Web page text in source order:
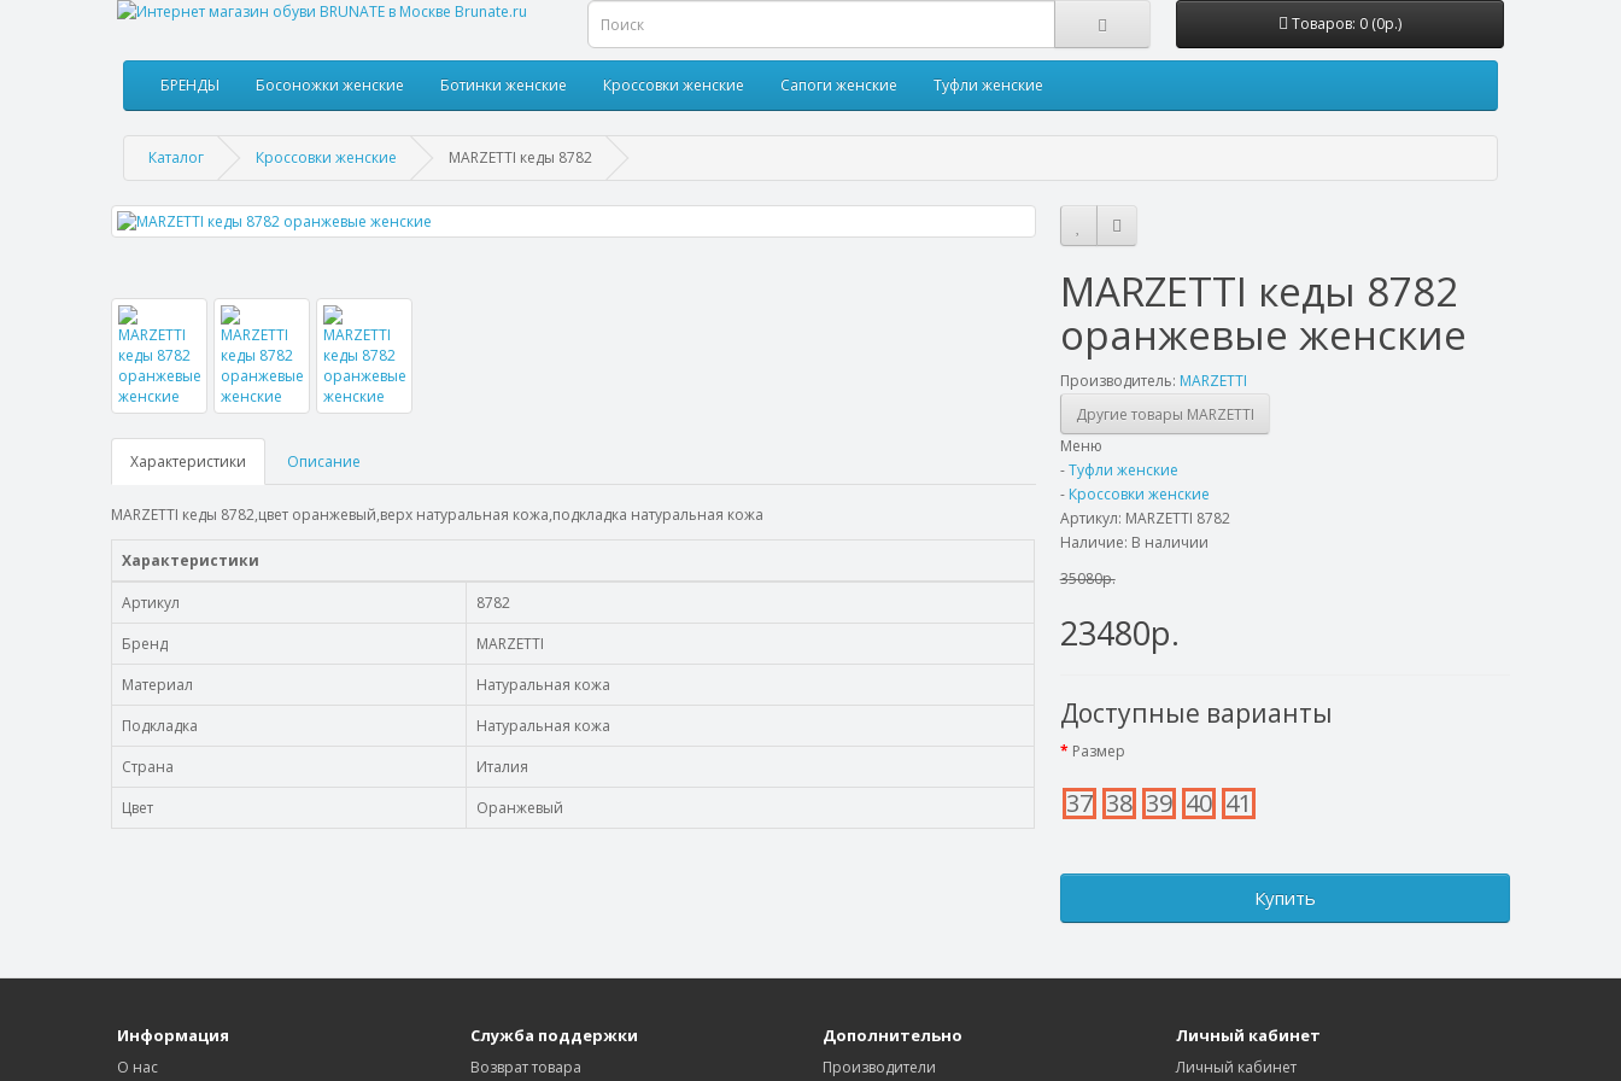
Товаров: 0 (0р.)
БРЕНДЫ Босоножки женские Ботинки женские Кроссовки женские Сапоги женские Туфли женские
Каталог Кроссовки женские MARZETTI кеды 8782
Характеристики Описание
MARZETTI кеды 8782,цвет оранжевый,верх натуральная кожа,подкладка натуральная кожа
Характеристики
Артикул
8782
Бренд
MARZETTI
Материал
Натуральная кожа
Подкладка
Натуральная кожа
Страна
Италия
Цвет
Оранжевый
MARZETTI кеды 8782
оранжевые женские
Производитель: MARZETTI
Другие товары MARZETTI
Меню
-Туфли женские
- Кроссовки женские
Артикул: MARZETTI 8782
Наличие: В наличии
35080р.
23480р.
Доступные варианты
Размер
37 38 39 40 41
Купить
Информация
О нас
Служба поддержки
Возврат товара
Дополнительно
Производители
Личный кабинет
Личный кабинет